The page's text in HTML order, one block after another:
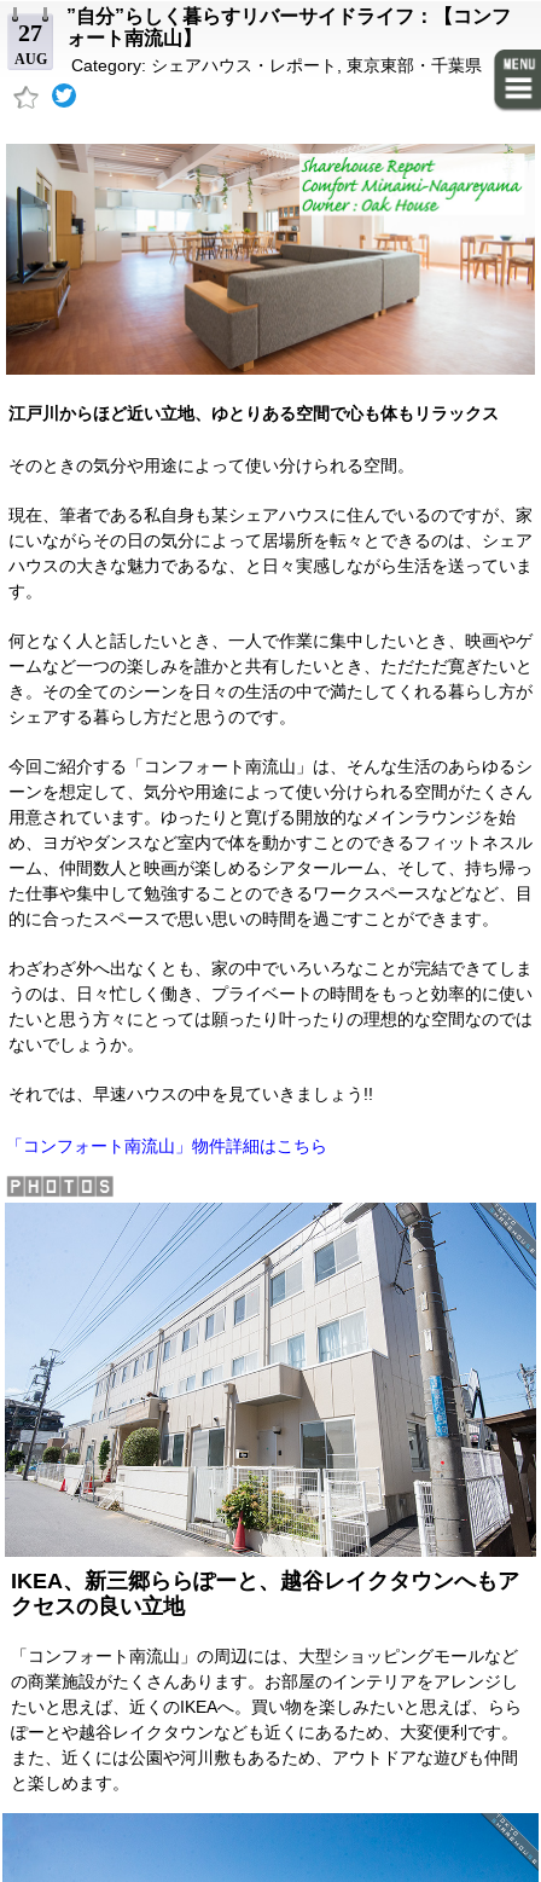
27
AUG
”自分”らしく暮らすリバーサイドライフ：【コンフ
ォート南流山】
Category: シェアハウス・レポート 東京東部・千葉県
江戸川からほど近い立地、ゆとりある空間で心も体もリラックス
そのときの気分や用途によって使い分けられる空間。
現在、筆者である私自身も某シェアハウスに住んでいるのですが、家
にいながらその日の気分によって居場所を転々とできるのは、シェア
ハウスの大きな魅力であるな、と日々実感しながら生活を送っていま
す。
何となく人と話したいとき、一人で作業に集中したいとき、映画やゲ
ームなど一つの楽しみを誰かと共有したいとき、ただただ寛ぎたいと
き。その全てのシーンを日々の生活の中で満たしてくれる暮らし方が
シェアする暮らし方だと思うのです。
今回ご紹介する「コンフォート南流山」は、そんな生活のあらゆるシ
ーンを想定して、気分や用途によって使い分けられる空間がたくさん
用意されています。ゆったりと寛げる開放的なメインラウンジを始
め、ヨガやダンスなど室内で体を動かすことのできるフィットネスル
ーム、仲間数人と映画が楽しめるシアタールーム、そして、持ち帰っ
た仕事や集中して勉強することのできるワークスペースなどなど、目
的に合ったスペースで思い思いの時間を過ごすことができます。
わざわざ外へ出なくとも、家の中でいろいろなことが完結できてしま
うのは、日々忙しく働き、プライベートの時間をもっと効率的に使い
たいと思う方々にとっては願ったり叶ったりの理想的な空間なのでは
ないでしょうか。
それでは、早速ハウスの中を見ていきましょう!!
「コンフォート南流山」 物件詳細はこちら
IKEA、新三郷ららぽーと、越谷レイクタウンへもア
クセスの良い立地
「コンフォート南流山」の周辺には、大型ショッピングモールなど
の商業施設がたくさんあります。お部屋のインテリアをアレンジし
たいと思えば、近くのIKEAへ。買い物を楽しみたいと思えば、らら
ぽーとや越谷レイクタウンなども近くにあるため、大変便利です。
また、近くには公園や河川敷もあるため、アウトドアな遊びも仲間
と楽しめます。